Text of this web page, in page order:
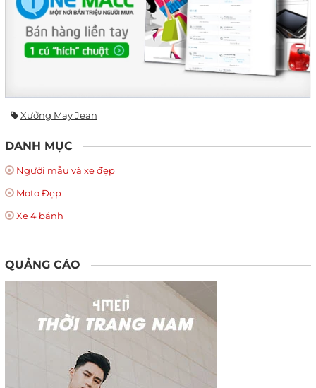
Xưởng May Jean
DANH MỤC
Người mẫu và xe đẹp
Moto Đẹp
Xe 4 bánh
QUẢNG CÁO